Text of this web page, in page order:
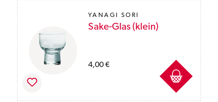
YANAGI SORI
Sake-Glas (klein)
4,00 €
Preise inkl. MwSt. des Lieferlandes zzgl.